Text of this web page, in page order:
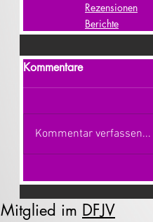
Rezensionen
Berichte
Kommentare
Kommentar verfassen...
Mitglied im DFJV